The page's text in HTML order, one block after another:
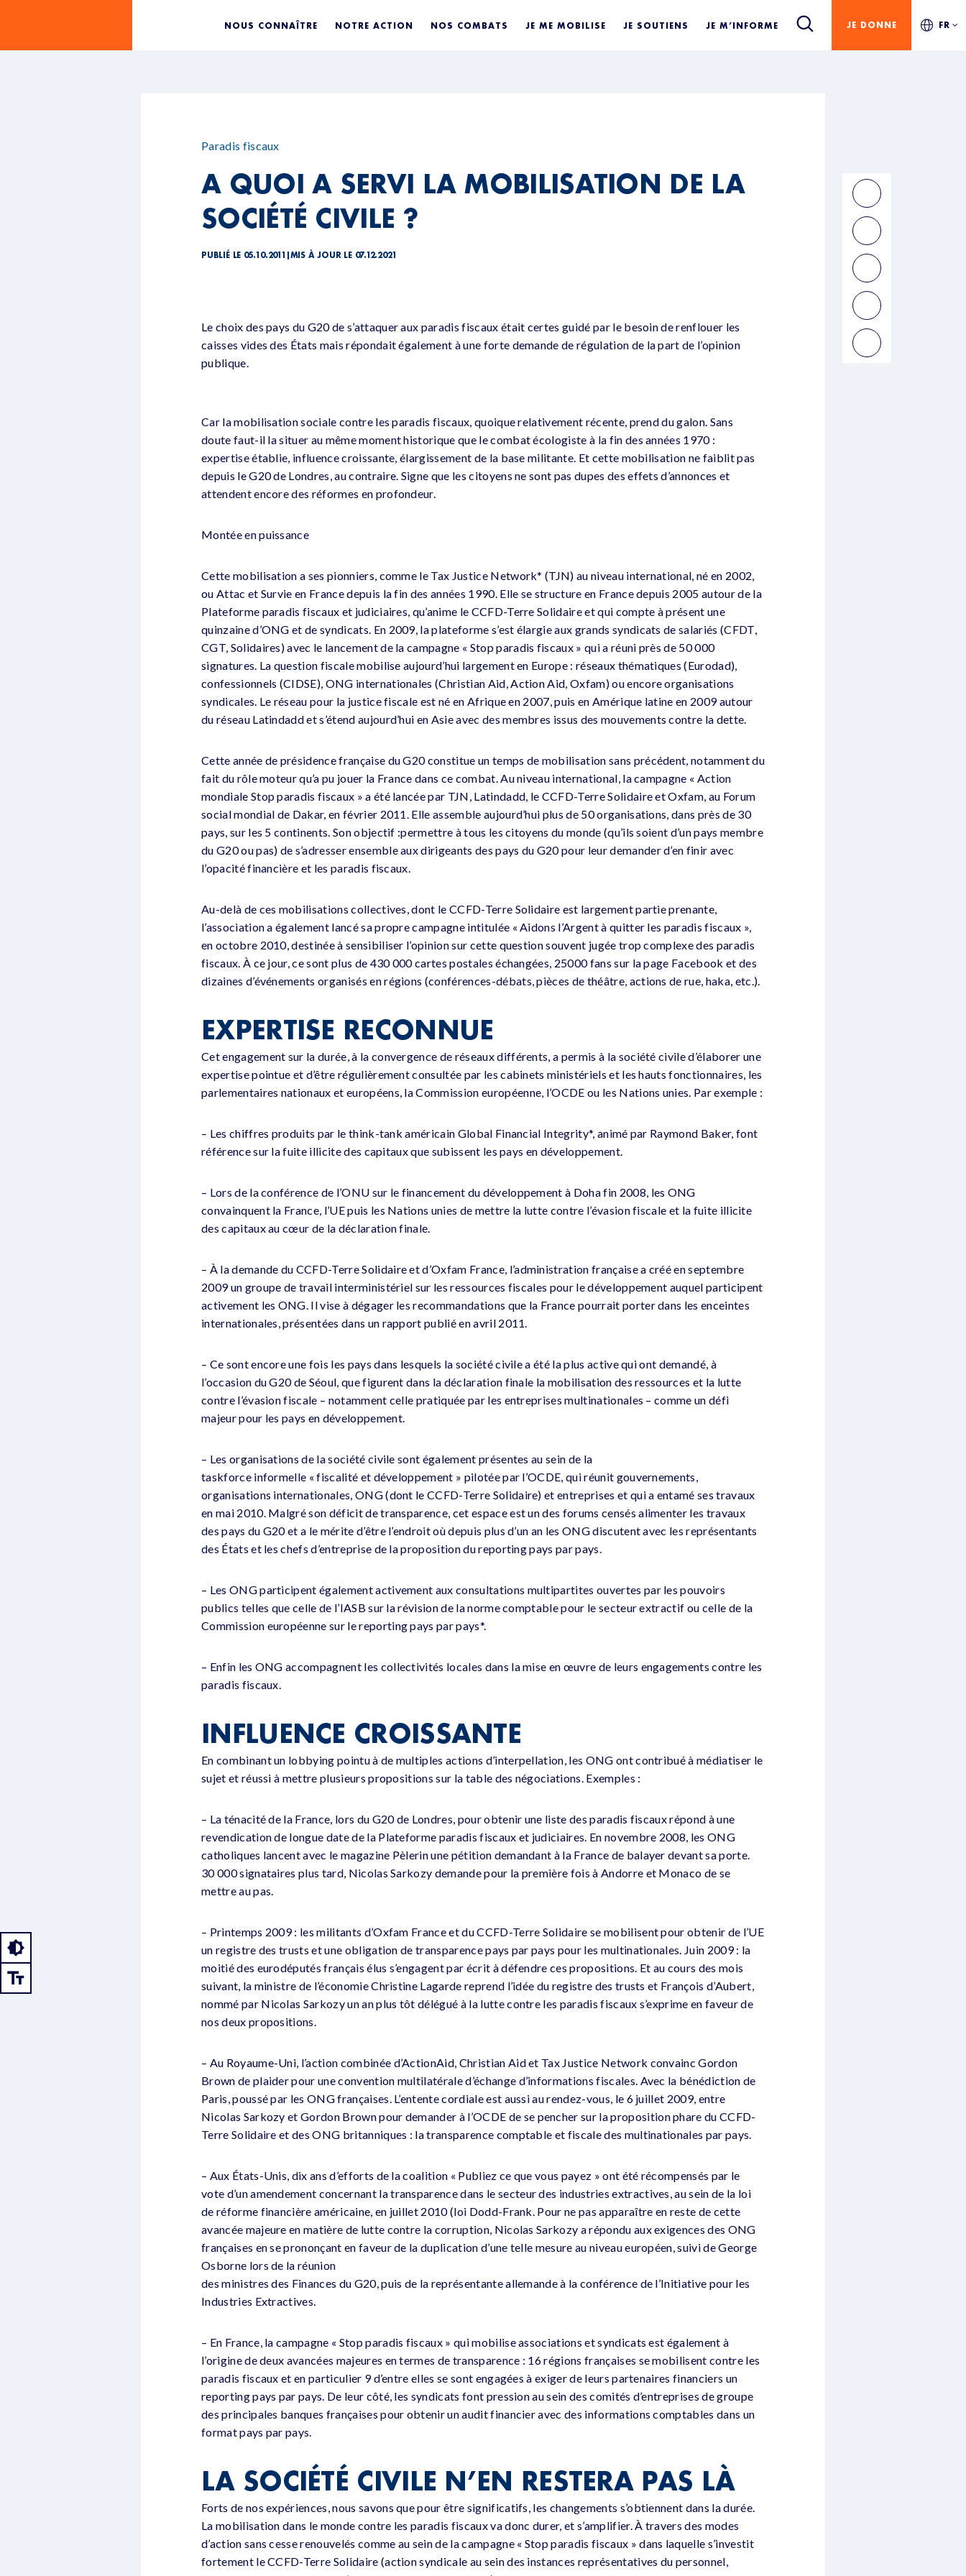
NOUS CONNAÎTRE NOTRE ACTION NOS COMBATS JE ME MOBILISE JE SOUTIENS JE M’INFORME JE DONNE FR
Paradis fiscaux
A QUOI A SERVI LA MOBILISATION DE LA
SOCIÉTÉ CIVILE ?
PUBLIÉ LE 05.10.2011 MIS À JOUR LE 07.12.2021
Le choix des pays du G20 de s’attaquer aux paradis fiscaux était certes guidé par le besoin de renflouer les
caisses vides des États mais répondait également à une forte demande de régulation de la part de l’opinion
publique.
Car la mobilisation sociale contre les paradis fiscaux, quoique relativement récente, prend du galon. Sans
doute faut-il la situer au même moment historique que le combat écologiste à la fin des années 1970 :
expertise établie, influence croissante, élargissement de la base militante. Et cette mobilisation ne faiblit pas
depuis le G20 de Londres, au contraire. Signe que les citoyens ne sont pas dupes des effets d’annonces et
attendent encore des réformes en profondeur.
Montée en puissance
Cette mobilisation a ses pionniers, comme le Tax Justice Network* (TJN) au niveau international, né en 2002,
ou Attac et Survie en France depuis la fin des années 1990. Elle se structure en France depuis 2005 autour de la
Plateforme paradis fiscaux et judiciaires, qu’anime le CCFD-Terre Solidaire et qui compte à présent une
quinzaine d’ONG et de syndicats. En 2009, la plateforme s’est élargie aux grands syndicats de salariés (CFDT,
CGT, Solidaires) avec le lancement de la campagne « Stop paradis fiscaux » qui a réuni près de 50 000
signatures. La question fiscale mobilise aujourd’hui largement en Europe : réseaux thématiques (Eurodad),
confessionnels (CIDSE), ONG internationales (Christian Aid, Action Aid, Oxfam) ou encore organisations
syndicales. Le réseau pour la justice fiscale est né en Afrique en 2007, puis en Amérique latine en 2009 autour
du réseau Latindadd et s’étend aujourd’hui en Asie avec des membres issus des mouvements contre la dette.
Cette année de présidence française du G20 constitue un temps de mobilisation sans précédent, notamment du
fait du rôle moteur qu’a pu jouer la France dans ce combat. Au niveau international, la campagne « Action
mondiale Stop paradis fiscaux » a été lancée par TJN, Latindadd, le CCFD-Terre Solidaire et Oxfam, au Forum
social mondial de Dakar, en février 2011. Elle assemble aujourd’hui plus de 50 organisations, dans près de 30
pays, sur les 5 continents. Son objectif :permettre à tous les citoyens du monde (qu’ils soient d’un pays membre
du G20 ou pas) de s’adresser ensemble aux dirigeants des pays du G20 pour leur demander d’en finir avec
l’opacité financière et les paradis fiscaux.
Au-delà de ces mobilisations collectives, dont le CCFD-Terre Solidaire est largement partie prenante,
l’association a également lancé sa propre campagne intitulée « Aidons l’Argent à quitter les paradis fiscaux »,
en octobre 2010, destinée à sensibiliser l’opinion sur cette question souvent jugée trop complexe des paradis
fiscaux. À ce jour, ce sont plus de 430 000 cartes postales échangées, 25000 fans sur la page Facebook et des
dizaines d’événements organisés en régions (conférences-débats, pièces de théâtre, actions de rue, haka, etc.).
EXPERTISE RECONNUE
Cet engagement sur la durée, à la convergence de réseaux différents, a permis à la société civile d’élaborer une
expertise pointue et d’être régulièrement consultée par les cabinets ministériels et les hauts fonctionnaires, les
parlementaires nationaux et européens, la Commission européenne, l’OCDE ou les Nations unies. Par exemple :
– Les chiffres produits par le think-tank américain Global Financial Integrity*, animé par Raymond Baker, font
référence sur la fuite illicite des capitaux que subissent les pays en développement.
– Lors de la conférence de l’ONU sur le financement du développement à Doha fin 2008, les ONG
convainquent la France, l’UE puis les Nations unies de mettre la lutte contre l’évasion fiscale et la fuite illicite
des capitaux au cœur de la déclaration finale.
– À la demande du CCFD-Terre Solidaire et d’Oxfam France, l’administration française a créé en septembre
2009 un groupe de travail interministériel sur les ressources fiscales pour le développement auquel participent
activement les ONG. Il vise à dégager les recommandations que la France pourrait porter dans les enceintes
internationales, présentées dans un rapport publié en avril 2011.
– Ce sont encore une fois les pays dans lesquels la société civile a été la plus active qui ont demandé, à
l’occasion du G20 de Séoul, que figurent dans la déclaration finale la mobilisation des ressources et la lutte
contre l’évasion fiscale – notamment celle pratiquée par les entreprises multinationales – comme un défi
majeur pour les pays en développement.
– Les organisations de la société civile sont également présentes au sein de la
taskforce informelle « fiscalité et développement » pilotée par l’OCDE, qui réunit gouvernements,
organisations internationales, ONG (dont le CCFD-Terre Solidaire) et entreprises et qui a entamé ses travaux
en mai 2010. Malgré son déficit de transparence, cet espace est un des forums censés alimenter les travaux
des pays du G20 et a le mérite d’être l’endroit où depuis plus d’un an les ONG discutent avec les représentants
des États et les chefs d’entreprise de la proposition du reporting pays par pays.
– Les ONG participent également activement aux consultations multipartites ouvertes par les pouvoirs
publics telles que celle de l’IASB sur la révision de la norme comptable pour le secteur extractif ou celle de la
Commission européenne sur le reporting pays par pays*.
– Enfin les ONG accompagnent les collectivités locales dans la mise en œuvre de leurs engagements contre les
paradis fiscaux.
INFLUENCE CROISSANTE
En combinant un lobbying pointu à de multiples actions d’interpellation, les ONG ont contribué à médiatiser le
sujet et réussi à mettre plusieurs propositions sur la table des négociations. Exemples :
– La ténacité de la France, lors du G20 de Londres, pour obtenir une liste des paradis fiscaux répond à une
revendication de longue date de la Plateforme paradis fiscaux et judiciaires. En novembre 2008, les ONG
catholiques lancent avec le magazine Pèlerin une pétition demandant à la France de balayer devant sa porte.
30 000 signataires plus tard, Nicolas Sarkozy demande pour la première fois à Andorre et Monaco de se
mettre au pas.
– Printemps 2009 : les militants d’Oxfam France et du CCFD-Terre Solidaire se mobilisent pour obtenir de l’UE
un registre des trusts et une obligation de transparence pays par pays pour les multinationales. Juin 2009 : la
moitié des eurodéputés français élus s’engagent par écrit à défendre ces propositions. Et au cours des mois
suivant, la ministre de l’économie Christine Lagarde reprend l’idée du registre des trusts et François d’Aubert,
nommé par Nicolas Sarkozy un an plus tôt délégué à la lutte contre les paradis fiscaux s’exprime en faveur de
nos deux propositions.
– Au Royaume-Uni, l’action combinée d’ActionAid, Christian Aid et Tax Justice Network convainc Gordon
Brown de plaider pour une convention multilatérale d’échange d’informations fiscales. Avec la bénédiction de
Paris, poussé par les ONG françaises. L’entente cordiale est aussi au rendez-vous, le 6 juillet 2009, entre
Nicolas Sarkozy et Gordon Brown pour demander à l’OCDE de se pencher sur la proposition phare du CCFD-
Terre Solidaire et des ONG britanniques : la transparence comptable et fiscale des multinationales par pays.
– Aux États-Unis, dix ans d’efforts de la coalition « Publiez ce que vous payez » ont été récompensés par le
vote d’un amendement concernant la transparence dans le secteur des industries extractives, au sein de la loi
de réforme financière américaine, en juillet 2010 (loi Dodd-Frank. Pour ne pas apparaître en reste de cette
avancée majeure en matière de lutte contre la corruption, Nicolas Sarkozy a répondu aux exigences des ONG
françaises en se prononçant en faveur de la duplication d’une telle mesure au niveau européen, suivi de George
Osborne lors de la réunion
des ministres des Finances du G20, puis de la représentante allemande à la conférence de l’Initiative pour les
Industries Extractives.
– En France, la campagne « Stop paradis fiscaux » qui mobilise associations et syndicats est également à
l’origine de deux avancées majeures en termes de transparence : 16 régions françaises se mobilisent contre les
paradis fiscaux et en particulier 9 d’entre elles se sont engagées à exiger de leurs partenaires financiers un
reporting pays par pays. De leur côté, les syndicats font pression au sein des comités d’entreprises de groupe
des principales banques françaises pour obtenir un audit financier avec des informations comptables dans un
format pays par pays.
LA SOCIÉTÉ CIVILE N’EN RESTERA PAS LÀ
Forts de nos expériences, nous savons que pour être significatifs, les changements s’obtiennent dans la durée.
La mobilisation dans le monde contre les paradis fiscaux va donc durer, et s’amplifier. À travers des modes
d’action sans cesse renouvelés comme au sein de la campagne « Stop paradis fiscaux » dans laquelle s’investit
fortement le CCFD-Terre Solidaire (action syndicale au sein des instances représentatives du personnel,